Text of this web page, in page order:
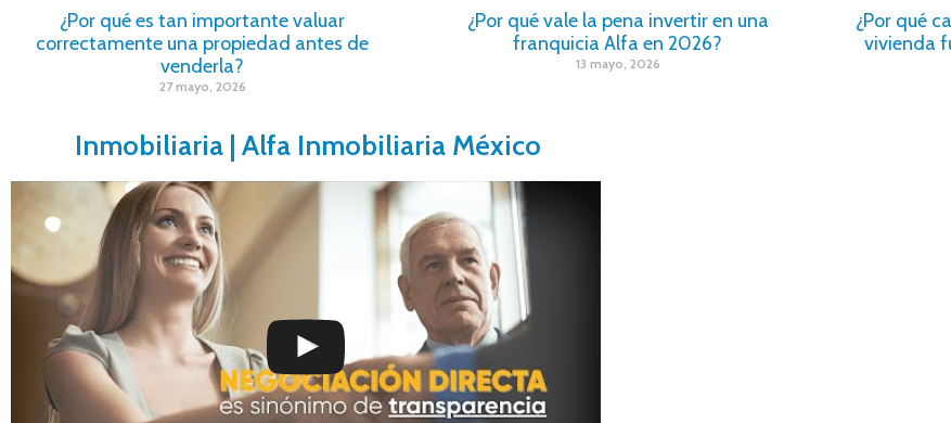
¿Por qué es tan importante valuar
correctamente una propiedad antes de
venderla?
27 mayo, 2026
¿Por qué vale la pena invertir en una
franquicia Alfa en 2026?
13 mayo, 2026
¿Por qué
vivienda
Inmobiliaria | Alfa Inmobiliaria México